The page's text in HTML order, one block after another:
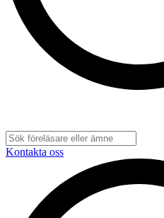
Kontakta oss